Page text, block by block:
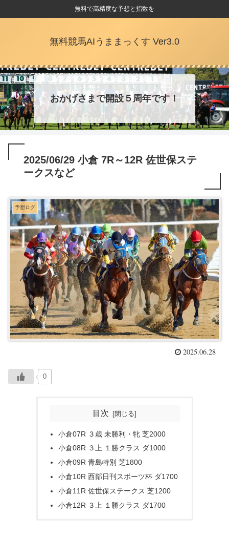
無料で高精度な予想と指数を
無料競馬AIうままっくす Ver3.0
おかげさまで開設５周年です！
2025/06/29 小倉 7R～12R 佐世保ステ
ークスなど
予想ログ
2025.06.28
0
目次
小倉07R ３歳 未勝利・牝 芝2000
小倉08R ３上 １勝クラス ダ1000
小倉09R 青島特別 芝1800
小倉10R 西部日刊スポーツ杯 ダ1700
小倉11R 佐世保ステークス 芝1200
小倉12R ３上 １勝クラス ダ1700